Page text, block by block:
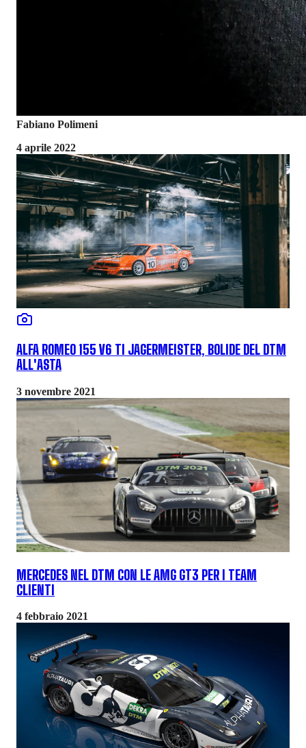
Fabiano Polimeni
4 aprile 2022
ALFA ROMEO 155 V6 TI JAGERMEISTER, BOLIDE DEL DTM
ALL'ASTA
3 novembre 2021
MERCEDES NEL DTM CON LE AMG GT3 PER I TEAM
CLIENTI
4 febbraio 2021